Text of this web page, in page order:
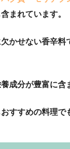
まれています。
かせない香辛料
成分が豊富に含
すすめの料理で